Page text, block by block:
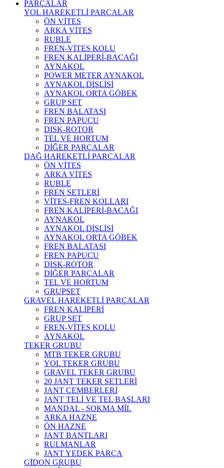
PARÇALAR
YOL HAREKETLİ PARÇALAR
ÖN VİTES
ARKA VİTES
RUBLE
FREN-VİTES KOLU
FREN KALİPERİ-BACAĞI
AYNAKOL
POWER METER AYNAKOL
AYNAKOL DİŞLİSİ
AYNAKOL ORTA GÖBEK
GRUP SET
FREN BALATASI
FREN PAPUCU
DISK-ROTOR
TEL VE HORTUM
DİĞER PARÇALAR
DAĞ HAREKETLİ PARÇALAR
ÖN VİTES
ARKA VİTES
RUBLE
FREN SETLERİ
VİTES-FREN KOLLARI
FREN KALİPERİ-BACAĞI
AYNAKOL
AYNAKOL DİŞLİSİ
AYNAKOL ORTA GÖBEK
FREN BALATASI
FREN PAPUCU
DISK-ROTOR
DİĞER PARÇALAR
TEL VE HORTUM
GRUPSET
GRAVEL HAREKETLİ PARÇALAR
FREN KALİPERİ
GRUP SET
FREN-VİTES KOLU
AYNAKOL
TEKER GRUBU
MTB TEKER GRUBU
YOL TEKER GRUBU
GRAVEL TEKER GRUBU
20 JANT TEKER SETLERİ
JANT ÇEMBERLERİ
JANT TELİ VE TEL BAŞLARI
MANDAL - SOKMA MİL
ARKA HAZNE
ÖN HAZNE
JANT BANTLARI
RULMANLAR
JANT YEDEK PARÇA
GİDON GRUBU